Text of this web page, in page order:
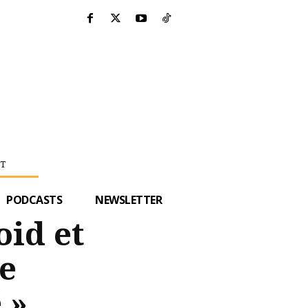
PODCASTS NEWSLETTER
et